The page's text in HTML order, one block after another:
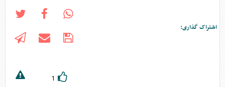
اشتراک گذاری:
1